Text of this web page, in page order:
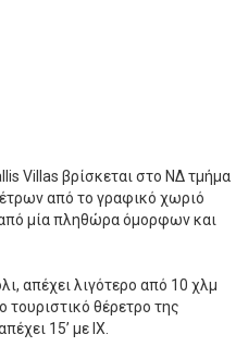
Villas βρίσκεται στο ΝΔ τμήμα
από το γραφικό χωριό
μία πληθώρα όμορφων και
απέχει λιγότερο από 10 χλμ
θέρετρο της
15’ με ΙΧ.